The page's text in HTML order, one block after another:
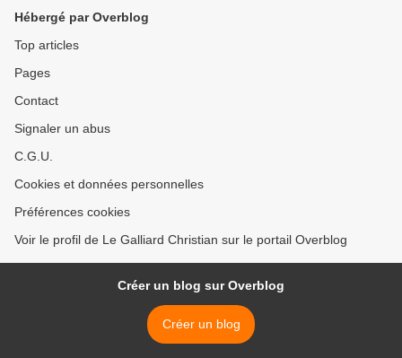
Hébergé par Overblog
Top articles
Pages
Contact
Signaler un abus
C.G.U.
Cookies et données personnelles
Préférences cookies
Voir le profil de Le Galliard Christian sur le portail Overblog
Créer un blog sur Overblog
Créer un blog